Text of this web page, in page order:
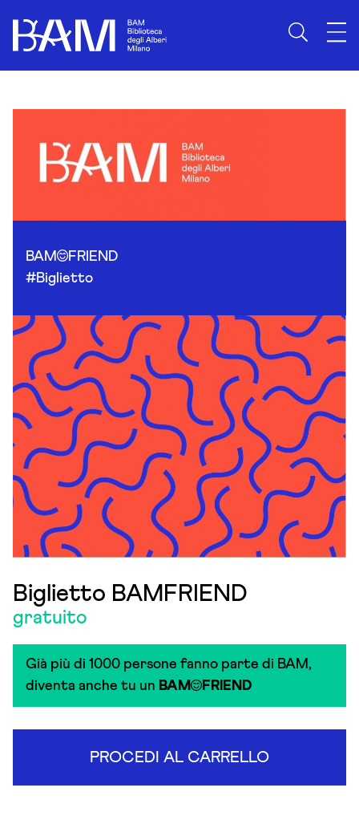
BAM
FRIEND
#Biglietto
Biglietto BAMFRIEND
gratuito
Già più di 1000 persone fanno parte di BAM,
diventa anche tu un BAM FRIEND
PROCEDI AL CARRELLO